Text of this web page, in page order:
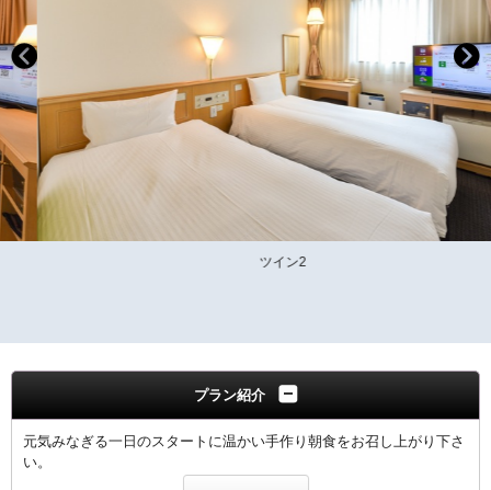
ツイン2
プラン紹介
元気みなぎる一日のスタートに温かい手作り朝食をお召し上がり下さ
い。